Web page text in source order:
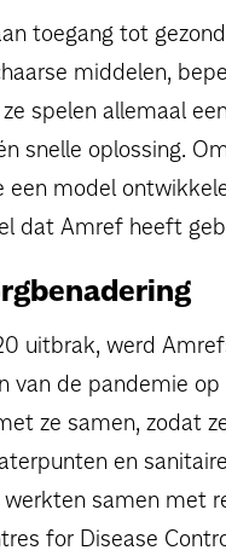
toegang tot
middelen,
spelen allemaal
snelle oplossing.
een model
dat Amref heeft
uitbrak, werd
van de pandemie
ze samen, zodat
en
samen met
for Disease